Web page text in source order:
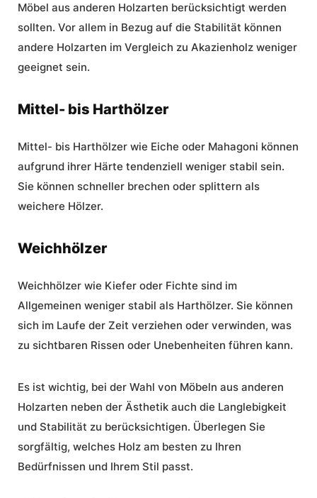
Möbel aus anderen Holzarten berücksichtigt werden
sollten. Vor allem in Bezug auf die Stabilität können
andere Holzarten im Vergleich zu Akazienholz weniger
geeignet sein.
Mittel- bis Harthölzer
Mittel- bis Harthölzer wie Eiche oder Mahagoni können
aufgrund ihrer Härte tendenziell weniger stabil sein.
Sie können schneller brechen oder splittern als
weichere Hölzer.
Weichhölzer
Weichhölzer wie Kiefer oder Fichte sind im
Allgemeinen weniger stabil als Harthölzer. Sie können
sich im Laufe der Zeit verziehen oder verwinden, was
zu sichtbaren Rissen oder Unebenheiten führen kann.
Es ist wichtig, bei der Wahl von Möbeln aus anderen
Holzarten neben der Ästhetik auch die Langlebigkeit
und Stabilität zu berücksichtigen. Überlegen Sie
sorgfältig, welches Holz am besten zu Ihren
Bedürfnissen und Ihrem Stil passt.